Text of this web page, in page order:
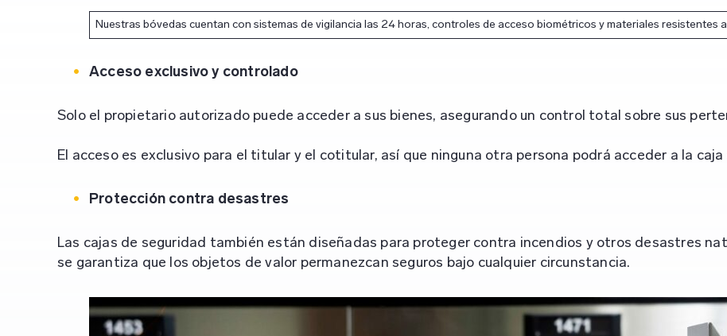
Nuestras bóvedas cuentan con sistemas de vigilancia las 24 horas, controles de acceso biométricos y materiales resistentes
Acceso exclusivo y controlado
Solo el propietario autorizado puede acceder a sus bienes, asegurando un control total sobre sus
El acceso es exclusivo para el titular y el cotitular, así que ninguna otra persona podrá acceder a la
Protección contra desastres
Las cajas de seguridad también están diseñadas para proteger contra incendios y otros desastres
se garantiza que los objetos de valor permanezcan seguros bajo cualquier circunstancia.